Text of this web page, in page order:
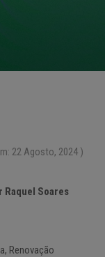
22 Agosto, 2024 )
Raquel Soares
Renovação